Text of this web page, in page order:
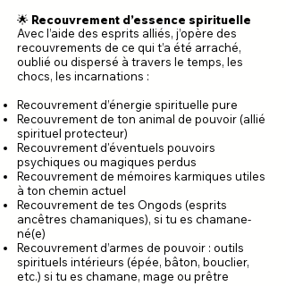
🌟 Recouvrement d’essence spirituelle
Avec l’aide des esprits alliés, j’opère des
recouvrements de ce qui t’a été arraché,
oublié ou dispersé à travers le temps, les
chocs, les incarnations :
Recouvrement d’énergie spirituelle pure
Recouvrement de ton animal de pouvoir (allié
spirituel protecteur)
Recouvrement d'éventuels pouvoirs
psychiques ou magiques perdus
Recouvrement de mémoires karmiques utiles
à ton chemin actuel
Recouvrement de tes Ongods (esprits
ancêtres chamaniques), si tu es chamane-
né(e)
Recouvrement d’armes de pouvoir : outils
spirituels intérieurs (épée, bâton, bouclier,
etc.) si tu es chamane, mage ou prêtre